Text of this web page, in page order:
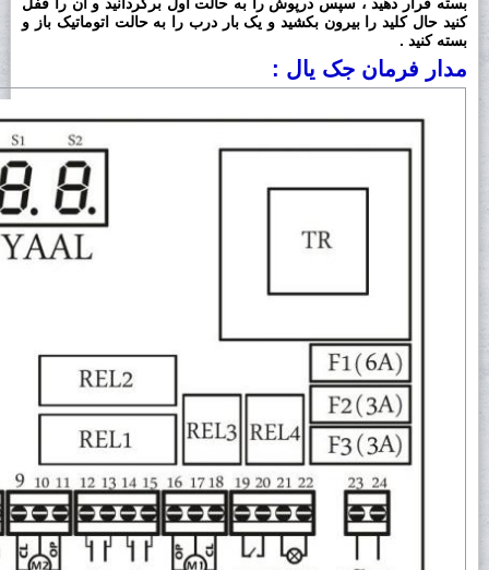
بسته قرار دهید ، سپس درپوش را به حالت اول برگردانید و آن را قفل
کنید حال کلید را بیرون بکشید و یک بار درب را به حالت اتوماتیک باز و
بسته کنید .
مدار فرمان جک یال :